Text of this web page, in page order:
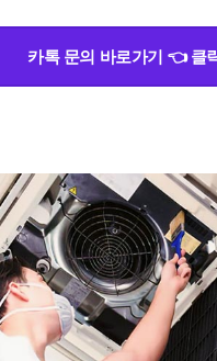
카톡 문의 바로가기 👈 클